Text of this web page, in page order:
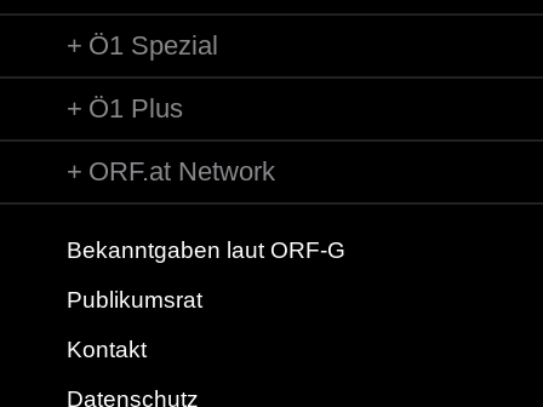
Ö1 Spezial
Ö1 Plus
ORF.at Network
Bekanntgaben laut ORF-G
Publikumsrat
Kontakt
Datenschutz